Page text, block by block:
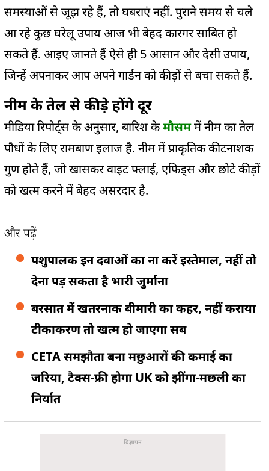
समस्याओं से जूझ रहे हैं, तो घबराएं नहीं. पुराने समय से चले
आ रहे कुछ घरेलू उपाय आज भी बेहद कारगर साबित हो
सकते हैं. आइए जानते हैं ऐसे ही 5 आसान और देसी उपाय,
जिन्हें अपनाकर आप अपने गार्डन को कीड़ों से बचा सकते हैं.
नीम के तेल से कीड़े होंगे दूर
मीडिया रिपोर्ट्स के अनुसार, बारिश केमौसममें नीम का तेल
पौधों के लिए रामबाण इलाज है. नीम में प्राकृतिक कीटनाशक
गुण होते हैं, जो खासकर वाइट फ्लाई, एफिड्स और छोटे कीड़ों
को खत्म करने में बेहद असरदार है.
और पढ़ें
पशुपालक इन दवाओं का ना करें इस्तेमाल, नहीं तो
देना पड़ सकता है भारी जुर्माना
बरसात में खतरनाक बीमारी का कहर, नहीं कराया
टीकाकरण तो खत्म हो जाएगा सब
CETA समझौता बना मछुआरों की कमाई का
जरिया, टैक्स-फ्री होगा UK को झींगा-मछली का
निर्यात